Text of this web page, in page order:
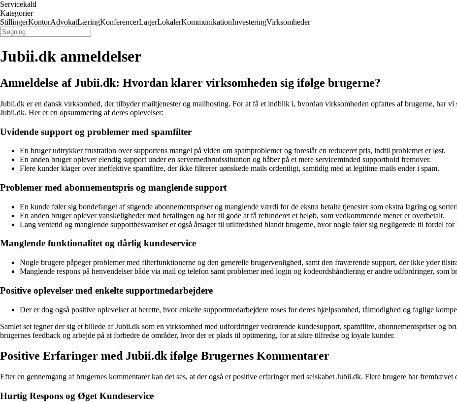
Servicekald
Kategorier
StillingerKontorAdvokatLæringKonferencerLagerLokalerKommunikationInvesteringVirksomheder
Jubii.dk anmeldelser
Anmeldelse af Jubii.dk: Hvordan klarer virksomheden sig ifølge brugerne?
Jubii.dk er en dansk virksomhed, der tilbyder mailtjenester og mailhosting. For at få et indblik i, hvordan virksomheden opfattes af brugerne, har
Jubii.dk. Her er en opsummering af deres oplevelser:
Uvidende support og problemer med spamfilter
En bruger udtrykker frustration over supportens mangel på viden om spamproblemer og foreslår en reduceret pris, indtil problemet er løst.
En anden bruger oplever elendig support under en servernedbrudssituation og håber på et mere serviceminded supporthold fremover.
Flere kunder klager over ineffektive spamfiltre, der ikke filtrerer uønskede mails ordentligt, samtidig med at legitime mails ender i spam.
Problemer med abonnementspris og manglende support
En kunde føler sig bondefanget af stigende abonnementspriser og manglende værdi for de ekstra betalte tjenester som ekstra lagring og
En anden bruger oplever vanskeligheder med betalingen og har til gode at få refunderet et beløb, som vedkommende mener er overbetalt.
Lang ventetid og manglende supportbesvarelser er også årsager til utilfredshed blandt brugerne, hvor nogle føler sig negligerede til fordel
Manglende funktionalitet og dårlig kundeservice
Nogle brugere påpeger problemer med filterfunktionerne og den generelle brugervenlighed, samt den fraværende support, der ikke yder
Manglende respons på henvendelser både via mail og telefon samt problemer med login og kodeordshåndtering er andre udfordringer, som
Positive oplevelser med enkelte supportmedarbejdere
Der er dog også positive oplevelser at berette, hvor enkelte supportmedarbejdere roses for deres hjælpsomhed, tålmodighed og faglige
Samlet set tegner der sig et billede af Jubii.dk som en virksomhed med udfordringer vedrørende kundesupport, spamfiltre, abonnementspriser og
brugernes feedback og arbejde på at forbedre de områder, hvor der er plads til optimering, for at sikre tilfredse og loyale kunder.
Positive Erfaringer med Jubii.dk ifølge Brugernes Kommentarer
Efter en gennemgang af brugernes kommentarer kan det ses, at der også er positive erfaringer med selskabet Jubii.dk. Flere brugere har fremhævet
Hurtig Respons og Øget Kundeservice